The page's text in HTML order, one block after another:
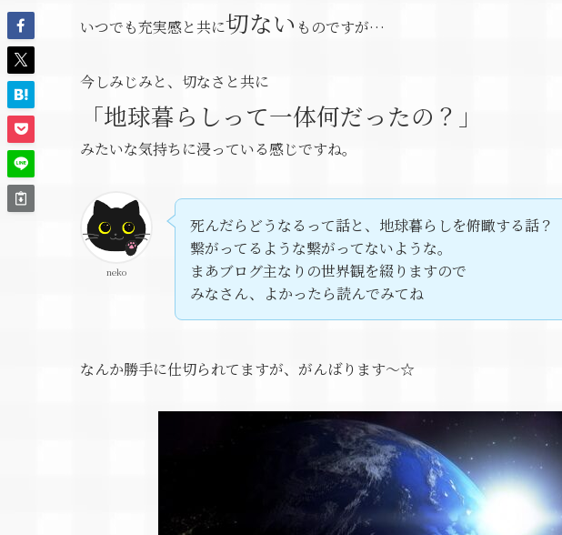
いつでも充実感と共に切ない ものですが…
今しみじみと、切なさと共に
「地球暮らしって一体何だったの？」
みたいな気持ちに浸っている感じですね。
neko
死んだらどうなるって話と、地球暮らしを俯瞰する話？
繋がってるような繋がってないような。
まあブログ主なりの世界観を綴りますので
みなさん、よかったら読んでみてね
なんか勝手に仕切られてますが、がんばります～☆